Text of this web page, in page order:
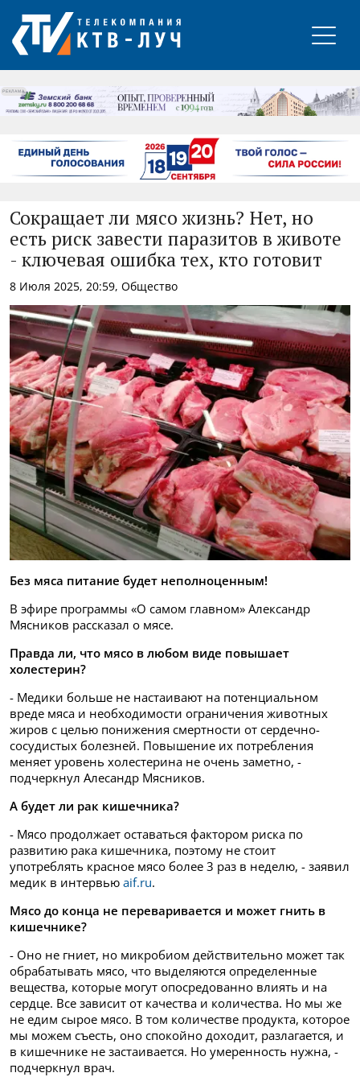
РЕКЛАМА
Сокращает ли мясо жизнь? Нет, но
есть риск завести паразитов в животе
- ключевая ошибка тех, кто готовит
8 Июля 2025, 20:59, Общество
Без мяса питание будет неполноценным!
В эфире программы «О самом главном» Александр
Мясников рассказал о мясе.
Правда ли, что мясо в любом виде повышает
холестерин?
- Медики больше не настаивают на потенциальном
вреде мяса и необходимости ограничения животных
жиров с целью понижения смертности от сердечно-
сосудистых болезней. Повышение их потребления
меняет уровень холестерина не очень заметно, -
подчеркнул Алесандр Мясников.
А будет ли рак кишечника?
- Мясо продолжает оставаться фактором риска по
развитию рака кишечника, поэтому не стоит
употреблять красное мясо более 3 раз в неделю, - заявил
медик в интервью aif.ru.
Мясо до конца не переваривается и может гнить в
кишечнике?
- Оно не гниет, но микробиом действительно может так
обрабатывать мясо, что выделяются определенные
вещества, которые могут опосредованно влиять и на
сердце. Все зависит от качества и количества. Но мы же
не едим сырое мясо. В том количестве продукта, которое
мы можем съесть, оно спокойно доходит, разлагается, и
в кишечнике не застаивается. Но умеренность нужна, -
подчеркнул врач.